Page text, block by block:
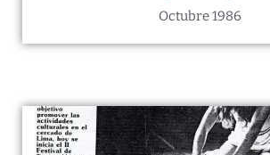
Octubre 1986